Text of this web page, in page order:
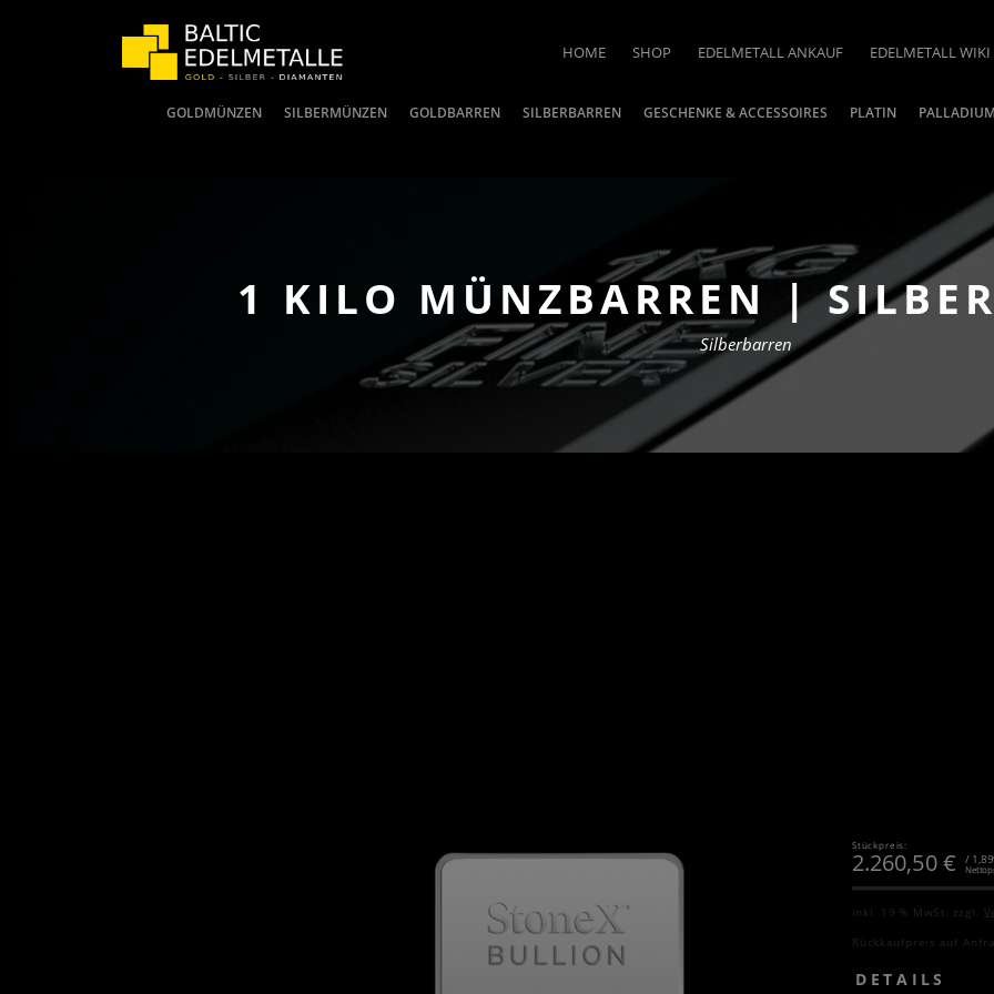
HOME SHOP EDELMETALL ANKAUF EDELMETALL WIKI
GOLDMÜNZEN SILBERMÜNZEN GOLDBARREN SILBERBARREN GESCHENKE & ACCESSOIRES PLATIN PALLADIUM
1 KILO MÜNZBARREN |
Silberbarren
Stückpreis:
2.260,50€ /
inkl. 19 % MwSt. zzgl.
Rückkaufpreis auf
DETAILS